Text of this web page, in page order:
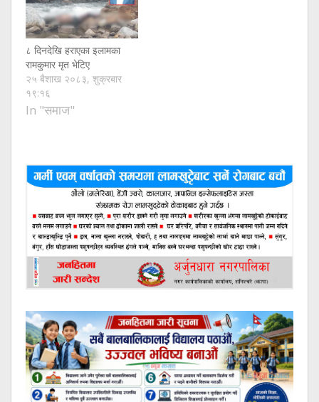
८ दिनदेखि हराएका इलामका
रामकुमार मृत भेटिए
२५ बैशाख २०८३, शुक्रबार
१९:१६
In "समाज"